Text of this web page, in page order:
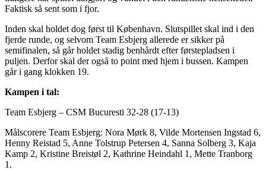
Faktisk så sent som i fjor.
Inden skal holdet dog først til København. Slutspillet skal ind i den
fjerde runde, og selvom Team Esbjerg allerede er sikker på
semifinalen, så går holdet stadig benhårdt efter førstepladsen i
puljen. Derfor skal der også to point med hjem i bussen. Kampen
går i gang klokken 19.
Kampen i tal:
Team Esbjerg – CSM Bucuresti 32-28 (17-13)
Målscorere Team Esbjerg: Nora Mørk 8, Vilde Mortensen Ingstad 6,
Henny Reistad 5, Anne Tolstrup Petersen 4, Sanna Solberg 3, Kaja
Kamp 2, Kristine Breistøl 2, Kathrine Heindahl 1, Mette Tranborg
1.